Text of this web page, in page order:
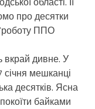
про десятки
ППО
вкрай дивне. У
січня мешканці
десятків. Ясна
байками